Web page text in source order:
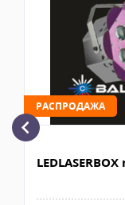
110х90х80 см.
рублей.
Доставка по
Отправку
в течении 2-4х
РАСПРОДАЖА